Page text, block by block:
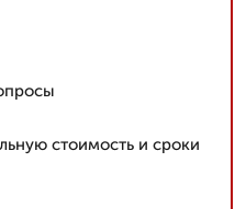
стоимость и сроки